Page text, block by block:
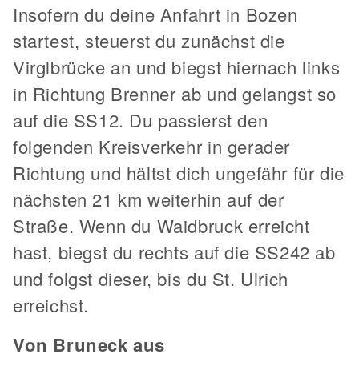
Insofern du deine Anfahrt in Bozen
startest, steuerst du zunächst die
Virglbrücke an und biegst hiernach links
in Richtung Brenner ab und gelangst so
auf die SS12. Du passierst den
folgenden Kreisverkehr in gerader
Richtung und hältst dich ungefähr für die
nächsten 21 km weiterhin auf der
Straße. Wenn du Waidbruck erreicht
hast, biegst du rechts auf die SS242 ab
und folgst dieser, bis du St. Ulrich
erreichst.
Von Bruneck aus